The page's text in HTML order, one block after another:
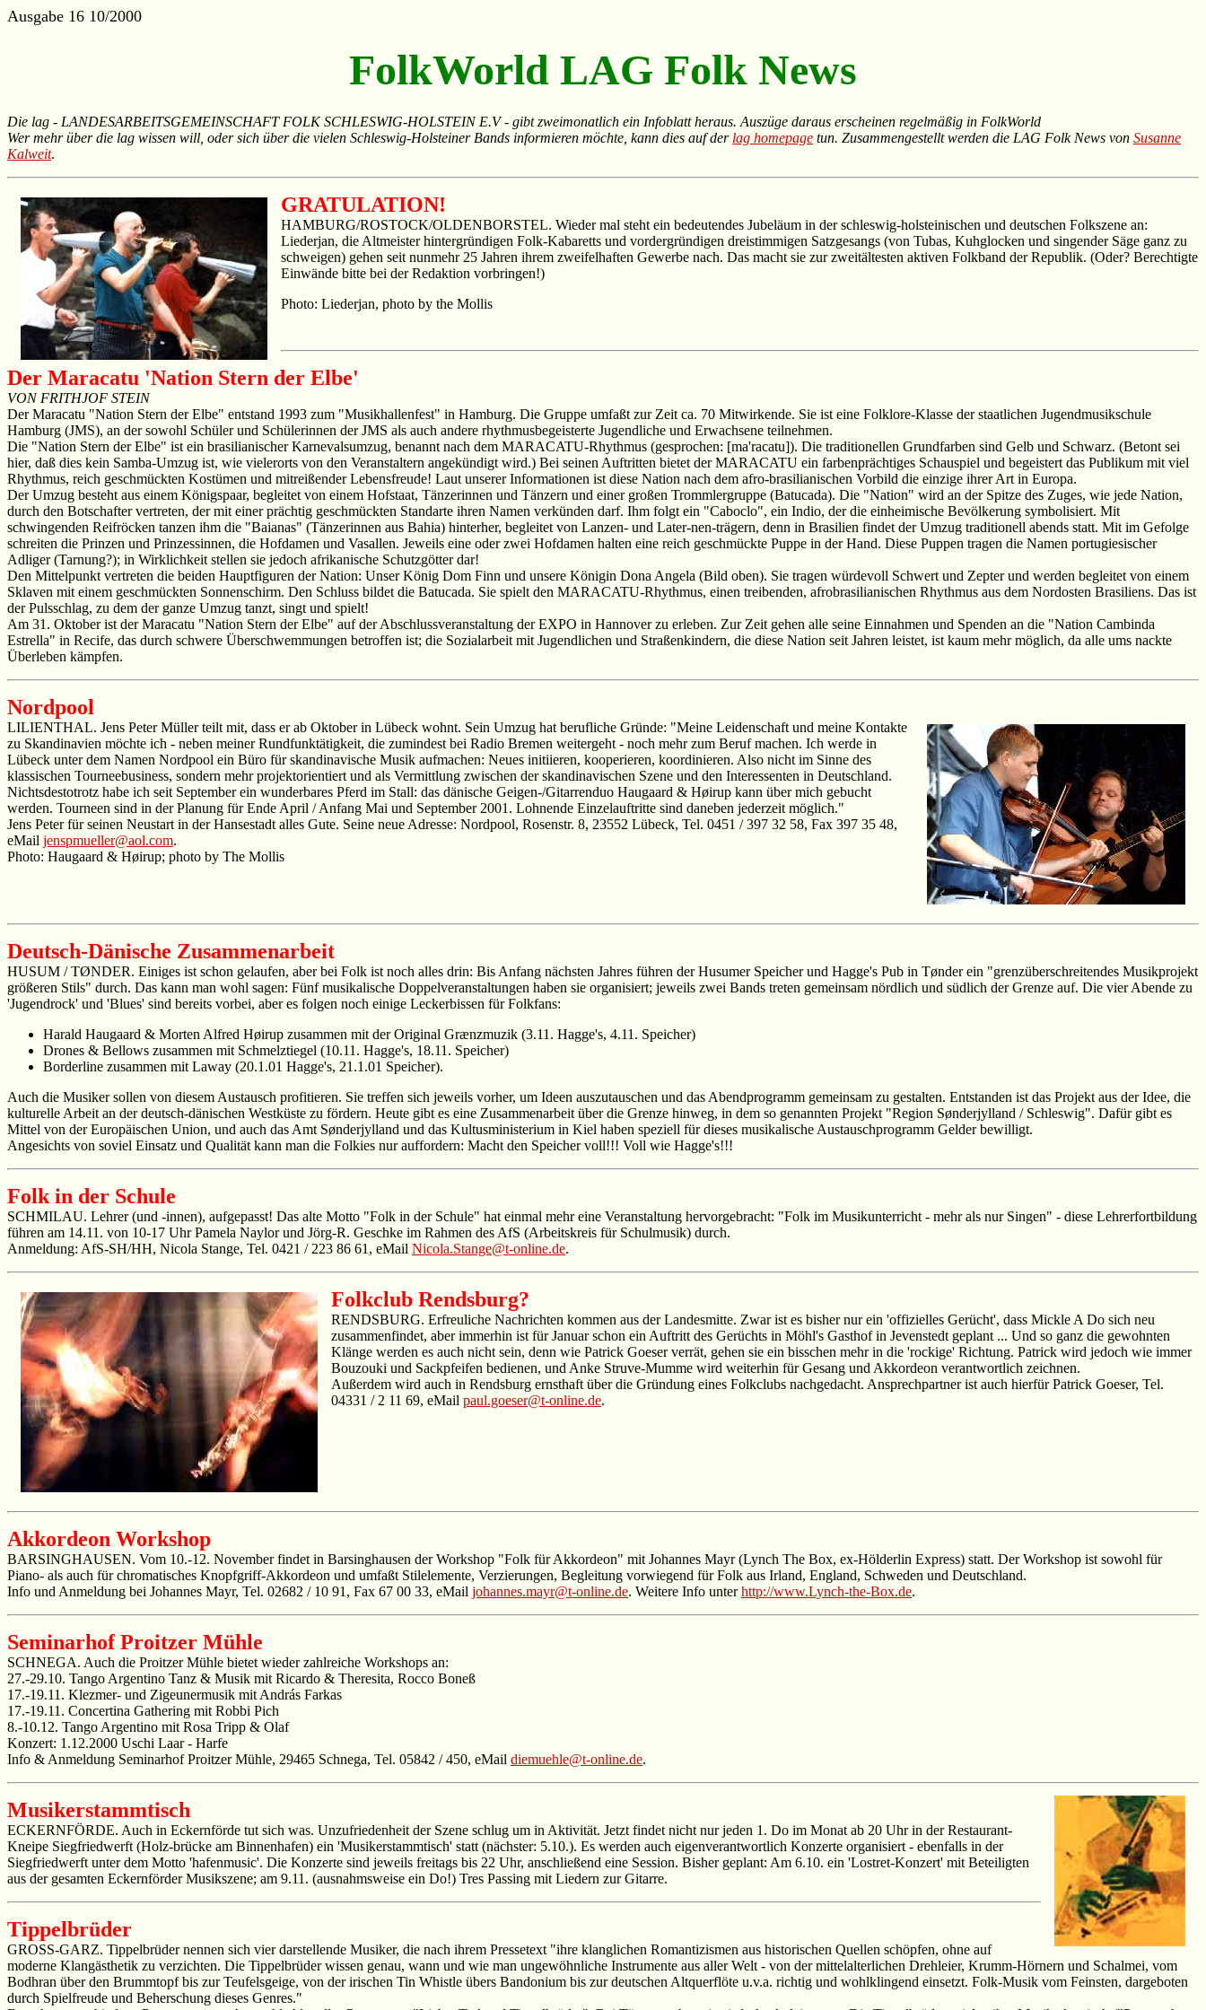
Ausgabe 16 10/2000
FolkWorld LAG Folk News
Die lag - LANDESARBEITSGEMEINSCHAFT FOLK SCHLESWIG-HOLSTEIN E.V - gibt zweimonatlich ein Infoblatt heraus. Auszüge daraus erscheinen regelmäßig in FolkWorld
Wer mehr über die lag wissen will, oder sich über die vielen Schleswig-Holsteiner Bands informieren möchte, kann dies auf der lag homepage tun. Zusammengestellt werden die LAG Folk News von Susanne
Kalweit.
GRATULATION!
HAMBURG/ROSTOCK/OLDENBORSTEL. Wieder mal steht ein bedeutendes Jubeläum in der schleswig-holsteinischen und deutschen Folkszene an:
Liederjan, die Altmeister hintergründigen Folk-Kabaretts und vordergründigen dreistimmigen Satzgesangs (von Tubas, Kuhglocken und singender Säge ganz zu
schweigen) gehen seit nunmehr 25 Jahren ihrem zweifelhaften Gewerbe nach. Das macht sie zur zweitältesten aktiven Folkband der Republik. (Oder? Berechtigte
Einwände bitte bei der Redaktion vorbringen!)
Photo: Liederjan, photo by the Mollis
Der Maracatu 'Nation Stern der Elbe'
VON FRITHJOF STEIN
Der Maracatu "Nation Stern der Elbe" entstand 1993 zum "Musikhallenfest" in Hamburg. Die Gruppe umfaßt zur Zeit ca. 70 Mitwirkende. Sie ist eine Folklore-Klasse der staatlichen Jugendmusikschule
Hamburg (JMS), an der sowohl Schüler und Schülerinnen der JMS als auch andere rhythmusbegeisterte Jugendliche und Erwachsene teilnehmen.
Die "Nation Stern der Elbe" ist ein brasilianischer Karnevalsumzug, benannt nach dem MARACATU-Rhythmus (gesprochen: [ma'racatu]). Die traditionellen Grundfarben sind Gelb und Schwarz. (Betont sei
hier, daß dies kein Samba-Umzug ist, wie vielerorts von den Veranstaltern angekündigt wird.) Bei seinen Auftritten bietet der MARACATU ein farbenprächtiges Schauspiel und begeistert das Publikum mit viel
Rhythmus, reich geschmückten Kostümen und mitreißender Lebensfreude! Laut unserer Informationen ist diese Nation nach dem afro-brasilianischen Vorbild die einzige ihrer Art in Europa.
Der Umzug besteht aus einem Königspaar, begleitet von einem Hofstaat, Tänzerinnen und Tänzern und einer großen Trommlergruppe (Batucada). Die "Nation" wird an der Spitze des Zuges, wie jede Nation,
durch den Botschafter vertreten, der mit einer prächtig geschmückten Standarte ihren Namen verkünden darf. Ihm folgt ein "Caboclo", ein Indio, der die einheimische Bevölkerung symbolisiert. Mit
schwingenden Reifröcken tanzen ihm die "Baianas" (Tänzerinnen aus Bahia) hinterher, begleitet von Lanzen- und Later-nen-trägern, denn in Brasilien findet der Umzug traditionell abends statt. Mit im Gefolge
schreiten die Prinzen und Prinzessinnen, die Hofdamen und Vasallen. Jeweils eine oder zwei Hofdamen halten eine reich geschmückte Puppe in der Hand. Diese Puppen tragen die Namen portugiesischer
Adliger (Tarnung?); in Wirklichkeit stellen sie jedoch afrikanische Schutzgötter dar!
Den Mittelpunkt vertreten die beiden Hauptfiguren der Nation: Unser König Dom Finn und unsere Königin Dona Angela (Bild oben). Sie tragen würdevoll Schwert und Zepter und werden begleitet von einem
Sklaven mit einem geschmückten Sonnenschirm. Den Schluss bildet die Batucada. Sie spielt den MARACATU-Rhythmus, einen treibenden, afrobrasilianischen Rhythmus aus dem Nordosten Brasiliens. Das ist
der Pulsschlag, zu dem der ganze Umzug tanzt, singt und spielt!
Am 31. Oktober ist der Maracatu "Nation Stern der Elbe" auf der Abschlussveranstaltung der EXPO in Hannover zu erleben. Zur Zeit gehen alle seine Einnahmen und Spenden an die "Nation Cambinda
Estrella" in Recife, das durch schwere Überschwemmungen betroffen ist; die Sozialarbeit mit Jugendlichen und Straßenkindern, die diese Nation seit Jahren leistet, ist kaum mehr möglich, da alle ums nackte
Überleben kämpfen.
Nordpool
LILIENTHAL. Jens Peter Müller teilt mit, dass er ab Oktober in Lübeck wohnt. Sein Umzug hat berufliche Gründe: "Meine Leidenschaft und meine Kontakte
zu Skandinavien möchte ich - neben meiner Rundfunktätigkeit, die zumindest bei Radio Bremen weitergeht - noch mehr zum Beruf machen. Ich werde in
Lübeck unter dem Namen Nordpool ein Büro für skandinavische Musik aufmachen: Neues initiieren, kooperieren, koordinieren. Also nicht im Sinne des
klassischen Tourneebusiness, sondern mehr projektorientiert und als Vermittlung zwischen der skandinavischen Szene und den Interessenten in Deutschland.
Nichtsdestotrotz habe ich seit September ein wunderbares Pferd im Stall: das dänische Geigen-/Gitarrenduo Haugaard & Høirup kann über mich gebucht
werden. Tourneen sind in der Planung für Ende April / Anfang Mai und September 2001. Lohnende Einzelauftritte sind daneben jederzeit möglich."
Jens Peter für seinen Neustart in der Hansestadt alles Gute. Seine neue Adresse: Nordpool, Rosenstr. 8, 23552 Lübeck, Tel. 0451 / 397 32 58, Fax 397 35 48,
eMail jenspmueller@aol.com.
Photo: Haugaard & Høirup; photo by The Mollis
Deutsch-Dänische Zusammenarbeit
HUSUM / TØNDER. Einiges ist schon gelaufen, aber bei Folk ist noch alles drin: Bis Anfang nächsten Jahres führen der Husumer Speicher und Hagge's Pub in Tønder ein "grenzüberschreitendes Musikprojekt
größeren Stils" durch. Das kann man wohl sagen: Fünf musikalische Doppelveranstaltungen haben sie organisiert; jeweils zwei Bands treten gemeinsam nördlich und südlich der Grenze auf. Die vier Abende zu
'Jugendrock' und 'Blues' sind bereits vorbei, aber es folgen noch einige Leckerbissen für Folkfans:
Harald Haugaard & Morten Alfred Høirup zusammen mit der Original Grænzmuzik (3.11. Hagge's, 4.11. Speicher)
Drones & Bellows zusammen mit Schmelztiegel (10.11. Hagge's, 18.11. Speicher)
Borderline zusammen mit Laway (20.1.01 Hagge's, 21.1.01 Speicher).
Auch die Musiker sollen von diesem Austausch profitieren. Sie treffen sich jeweils vorher, um Ideen auszutauschen und das Abendprogramm gemeinsam zu gestalten. Entstanden ist das Projekt aus der Idee, die
kulturelle Arbeit an der deutsch-dänischen Westküste zu fördern. Heute gibt es eine Zusammenarbeit über die Grenze hinweg, in dem so genannten Projekt "Region Sønderjylland / Schleswig". Dafür gibt es
Mittel von der Europäischen Union, und auch das Amt Sønderjylland und das Kultusministerium in Kiel haben speziell für dieses musikalische Austauschprogramm Gelder bewilligt.
Angesichts von soviel Einsatz und Qualität kann man die Folkies nur auffordern: Macht den Speicher voll!!! Voll wie Hagge's!!!
Folk in der Schule
SCHMILAU. Lehrer (und -innen), aufgepasst! Das alte Motto "Folk in der Schule" hat einmal mehr eine Veranstaltung hervorgebracht: "Folk im Musikunterricht - mehr als nur Singen" - diese Lehrerfortbildung
führen am 14.11. von 10-17 Uhr Pamela Naylor und Jörg-R. Geschke im Rahmen des AfS (Arbeitskreis für Schulmusik) durch.
Anmeldung: AfS-SH/HH, Nicola Stange, Tel. 0421 / 223 86 61, eMail Nicola.Stange@t-online.de.
Folkclub Rendsburg?
RENDSBURG. Erfreuliche Nachrichten kommen aus der Landesmitte. Zwar ist es bisher nur ein 'offizielles Gerücht', dass Mickle A Do sich neu
zusammenfindet, aber immerhin ist für Januar schon ein Auftritt des Gerüchts in Möhl's Gasthof in Jevenstedt geplant ... Und so ganz die gewohnten
Klänge werden es auch nicht sein, denn wie Patrick Goeser verrät, gehen sie ein bisschen mehr in die 'rockige' Richtung. Patrick wird jedoch wie immer
Bouzouki und Sackpfeifen bedienen, und Anke Struve-Mumme wird weiterhin für Gesang und Akkordeon verantwortlich zeichnen.
Außerdem wird auch in Rendsburg ernsthaft über die Gründung eines Folkclubs nachgedacht. Ansprechpartner ist auch hierfür Patrick Goeser, Tel.
04331 / 2 11 69, eMail paul.goeser@t-online.de.
Akkordeon Workshop
BARSINGHAUSEN. Vom 10.-12. November findet in Barsinghausen der Workshop "Folk für Akkordeon" mit Johannes Mayr (Lynch The Box, ex-Hölderlin Express) statt. Der Workshop ist sowohl für
Piano- als auch für chromatisches Knopfgriff-Akkordeon und umfaßt Stilelemente, Verzierungen, Begleitung vorwiegend für Folk aus Irland, England, Schweden und Deutschland.
Info und Anmeldung bei Johannes Mayr, Tel. 02682 / 10 91, Fax 67 00 33, eMail johannes.mayr@t-online.de. Weitere Info unterhttp://www.Lynch-the-Box.de.
Seminarhof Proitzer Mühle
SCHNEGA. Auch die Proitzer Mühle bietet wieder zahlreiche Workshops an:
27.-29.10. Tango Argentino Tanz & Musik mit Ricardo & Theresita, Rocco Boneß
17.-19.11. Klezmer- und Zigeunermusik mit András Farkas
17.-19.11. Concertina Gathering mit Robbi Pich
8.-10.12. Tango Argentino mit Rosa Tripp & Olaf
Konzert: 1.12.2000 Uschi Laar - Harfe
Info & Anmeldung Seminarhof Proitzer Mühle, 29465 Schnega, Tel. 05842 / 450, eMail diemuehle@t-online.de.
Musikerstammtisch
ECKERNFÖRDE. Auch in Eckernförde tut sich was. Unzufriedenheit der Szene schlug um in Aktivität. Jetzt findet nicht nur jeden 1. Do im Monat ab 20 Uhr in der Restaurant-
Kneipe Siegfriedwerft (Holz-brücke am Binnenhafen) ein 'Musikerstammtisch' statt (nächster: 5.10.). Es werden auch eigenverantwortlich Konzerte organisiert - ebenfalls in der
Siegfriedwerft unter dem Motto 'hafenmusic'. Die Konzerte sind jeweils freitags bis 22 Uhr, anschließend eine Session. Bisher geplant: Am 6.10. ein 'Lostret-Konzert' mit Beteiligten
aus der gesamten Eckernförder Musikszene; am 9.11. (ausnahmsweise ein Do!) Tres Passing mit Liedern zur Gitarre.
Tippelbrüder
GROSS-GARZ. Tippelbrüder nennen sich vier darstellende Musiker, die nach ihrem Pressetext "ihre klanglichen Romantizismen aus historischen Quellen schöpfen, ohne auf
moderne Klangästhetik zu verzichten. Die Tippelbrüder wissen genau, wann und wie man ungewöhnliche Instrumente aus aller Welt - von der mittelalterlichen Drehleier, Krumm-Hörnern und Schalmei, vom
Bodhran über den Brummtopf bis zur Teufelsgeige, von der irischen Tin Whistle übers Bandonium bis zur deutschen Altquerflöte u.v.a. richtig und wohlklingend einsetzt. Folk-Musik vom Feinsten, dargeboten
durch Spielfreude und Beherschung dieses Genres."